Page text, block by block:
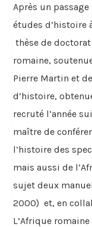
Après un
études d’histoire
thèse de
romaine,
Pierre Martin et
d’histoire,
recruté l’année
maître de
l’histoire des
mais aussi de
sujet deux
2000) et, en
L’Afrique